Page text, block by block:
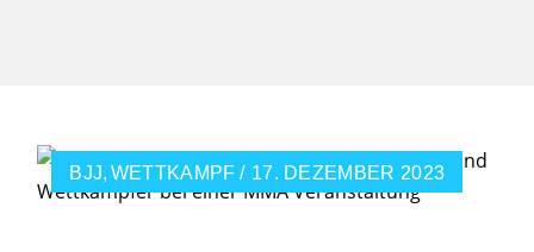
BJJ WETTKAMPF 17. DEZEMBER 2023